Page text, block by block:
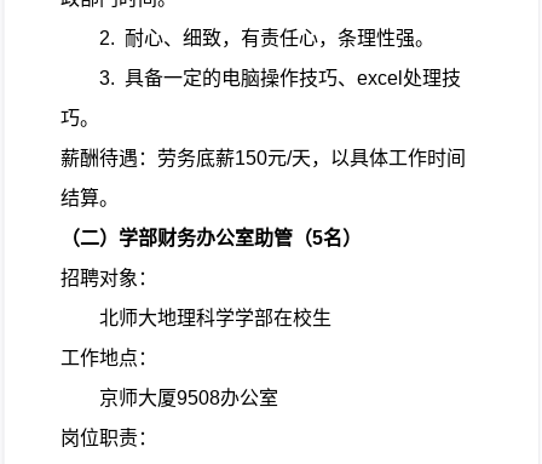
2. 耐心、细致，有责任心，条理性强。
3. 具备一定的电脑操作技巧、 excel 处理技
巧。
薪酬待遇：劳务底薪150元/天，以具体工作时间
结算。
（二）学部财务办公室助管（5名）
招聘对象：
北师大地理科学学部在校生
工作地点：
京师大厦9508办公室
岗位职责：